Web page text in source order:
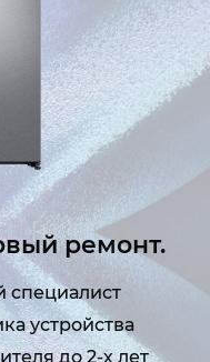
ремонт.
специалист
устройства
до 2-х лет